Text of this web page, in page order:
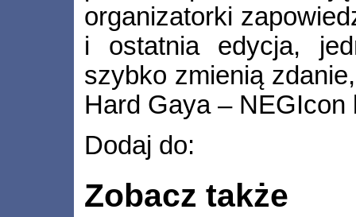
organizatorki
i ostatnia edycja,
szybko zmienią
Hard Gaya – NEGIcon
Dodaj do:
Zobacz także